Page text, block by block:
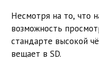
Несмотря на то, что
возможность
стандарте высокой
вещает в SD.